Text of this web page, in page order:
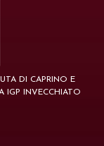
DI CAPRINO E
IGP INVECCHIATO